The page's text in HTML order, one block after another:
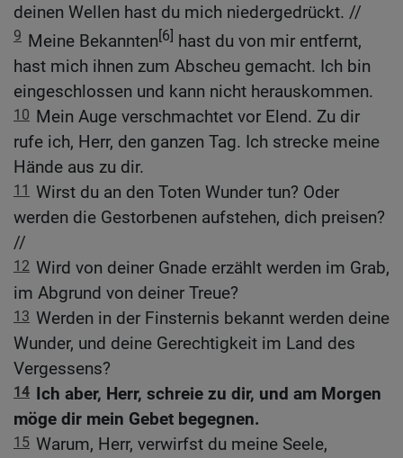
deinen Wellen hast du mich niedergedrückt. //
9 Meine Bekannten[6] hast du von mir entfernt,
hast mich ihnen zum Abscheu gemacht. Ich bin
eingeschlossen und kann nicht herauskommen.
10 Mein Auge verschmachtet vor Elend. Zu dir
rufe ich, Herr, den ganzen Tag. Ich strecke meine
Hände aus zu dir.
11 Wirst du an den Toten Wunder tun? Oder
werden die Gestorbenen aufstehen, dich preisen?
//
12 Wird von deiner Gnade erzählt werden im Grab,
im Abgrund von deiner Treue?
13 Werden in der Finsternis bekannt werden deine
Wunder, und deine Gerechtigkeit im Land des
Vergessens?
14 Ich aber, Herr, schreie zu dir, und am Morgen
möge dir mein Gebet begegnen.
15 Warum, Herr, verwirfst du meine Seele,